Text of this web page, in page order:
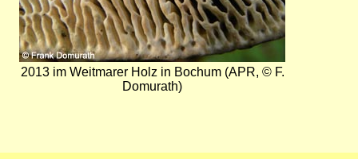
2013 im Weitmarer Holz in Bochum (APR, © F.
Domurath)